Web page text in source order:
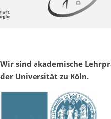
Wir sind akademische
der Universität zu Köln.